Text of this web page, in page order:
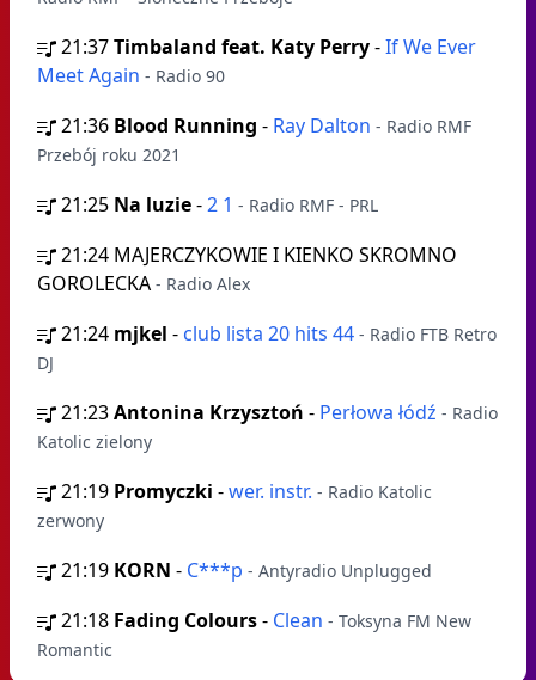
21:37Timbaland feat. Katy Perry-If We Ever
Meet Again - Radio 90
21:36 Blood Running - Ray Dalton - Radio RMF
Przebój roku 2021
21:25 Na luzie-2 1 - Radio RMF - PRL
21:24 MAJERCZYKOWIE I KIENKO SKROMNO
GOROLECKA - Radio Alex
21:24 mjkel - club lista 20 hits 44 - Radio FTB Retro
DJ
21:23Antonina Krzysztoń - Perłowa łódź - Radio
Katolic zielony
21:19 Promyczki -wer. instr. - Radio Katolic
zerwony
21:19 KORN - C***p - Antyradio Unplugged
21:18 Fading Colours- Clean - Toksyna FM New
Romantic